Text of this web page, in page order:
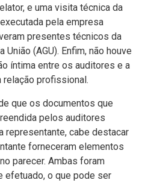
e uma visita técnica da
pela empresa
presentes técnicos da
(AGU). Enfim, não houve
íntima entre os auditores e a
relação profissional.
que os documentos que
pelos auditores
cabe destacar
forneceram elementos
parecer. Ambas foram
efetuado, o que pode ser